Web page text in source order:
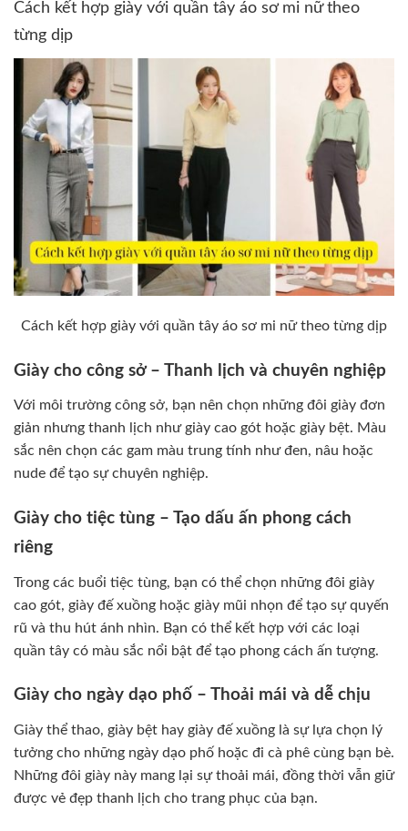
Cách kết hợp giày với quần tây áo sơ mi nữ theo
từng dịp
Cách kết hợp giày với quần tây áo sơ mi nữ theo từng dịp
Giày cho công sở – Thanh lịch và chuyên nghiệp
Với môi trường công sở, bạn nên chọn những đôi giày đơn
giản nhưng thanh lịch như giày cao gót hoặc giày bệt. Màu
sắc nên chọn các gam màu trung tính như đen, nâu hoặc
nude để tạo sự chuyên nghiệp.
Giày cho tiệc tùng – Tạo dấu ấn phong cách
riêng
Trong các buổi tiệc tùng, bạn có thể chọn những đôi giày
cao gót, giày đế xuồng hoặc giày mũi nhọn để tạo sự quyến
rũ và thu hút ánh nhìn. Bạn có thể kết hợp với các loại
quần tây có màu sắc nổi bật để tạo phong cách ấn tượng.
Giày cho ngày dạo phố – Thoải mái và dễ chịu
Giày thể thao, giày bệt hay giày đế xuồng là sự lựa chọn lý
tưởng cho những ngày dạo phố hoặc đi cà phê cùng bạn bè.
Những đôi giày này mang lại sự thoải mái, đồng thời vẫn giữ
được vẻ đẹp thanh lịch cho trang phục của bạn.